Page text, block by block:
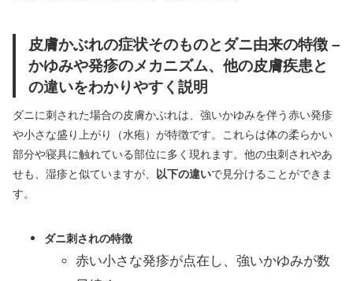
皮膚かぶれの症状そのものとダニ由来の特徴 –
かゆみや発疹のメカニズム、他の皮膚疾患と
の違いをわかりやすく説明
ダニに刺された場合の皮膚かぶれは、強いかゆみを伴う赤い発疹
や小さな盛り上がり（水疱）が特徴です。これらは体の柔らかい
部分や寝具に触れている部位に多く現れます。他の虫刺されやあ
せも、湿疹と似ていますが、
以下の違いで見分けることができま
す。
ダニ刺されの特徴
赤い小さな発疹が点在し、強いかゆみが数